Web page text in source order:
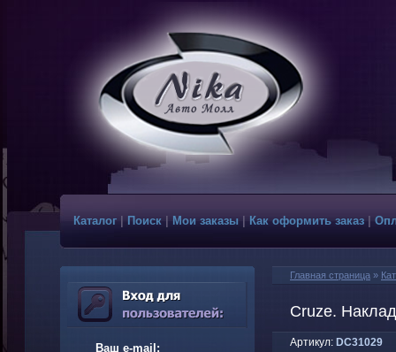
Каталог Поиск|Мои заказы|Как оформить заказ
Ваш e-mail:
Главная страница »
Cruze.
Артикул: DC31029